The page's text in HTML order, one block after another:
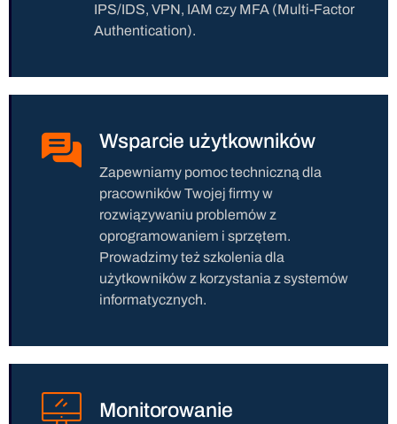
IPS/IDS, VPN, IAM czy MFA (Multi-Factor
Authentication).
Wsparcie użytkowników
Zapewniamy pomoc techniczną dla
pracowników Twojej firmy w
rozwiązywaniu problemów z
oprogramowaniem i sprzętem.
Prowadzimy też szkolenia dla
użytkowników z korzystania z systemów
informatycznych.
Monitorowanie